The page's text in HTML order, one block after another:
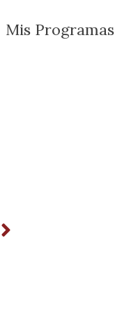
Mis Programas